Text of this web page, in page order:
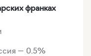
франках
— 0.5%